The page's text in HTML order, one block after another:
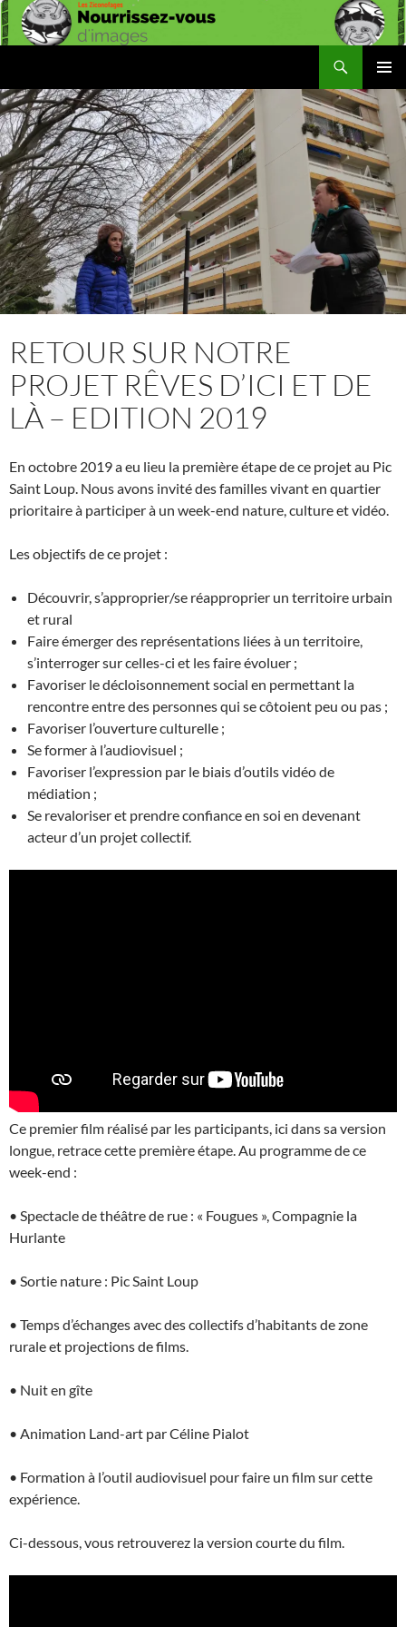
Aller
au
MENU
RETOUR SUR NOTRE
PROJET RÊVES D’ICI ET DE
LÀ – EDITION 2019
En octobre 2019 a eu lieu la première étape de ce projet au Pic
Saint Loup. Nous avons invité des familles vivant en quartier
prioritaire à participer à un week-end nature, culture et vidéo.
Les objectifs de ce projet :
Découvrir, s’approprier/se réapproprier un territoire urbain
et rural
Faire émerger des représentations liées à un territoire,
s’interroger sur celles-ci et les faire évoluer ;
Favoriser le décloisonnement social en permettant la
rencontre entre des personnes qui se côtoient peu ou pas ;
Favoriser l’ouverture culturelle ;
Se former à l’audiovisuel ;
Favoriser l’expression par le biais d’outils vidéo de
médiation ;
Se revaloriser et prendre confiance en soi en devenant
acteur d’un projet collectif.
Ce premier film réalisé par les participants, ici dans sa version
longue, retrace cette première étape. Au programme de ce
week-end :
• Spectacle de théâtre de rue : « Fougues », Compagnie la
Hurlante
• Sortie nature : Pic Saint Loup
• Temps d’échanges avec des collectifs d’habitants de zone
rurale et projections de films.
• Nuit en gîte
• Animation Land-art par Céline Pialot
• Formation à l’outil audiovisuel pour faire un film sur cette
expérience.
Ci-dessous, vous retrouverez la version courte du film.